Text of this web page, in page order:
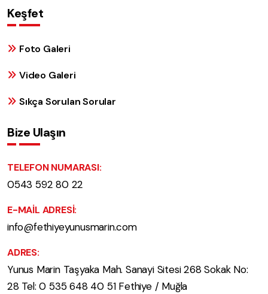
Keşfet
Foto Galeri
Video Galeri
Sıkça Sorulan Sorular
Bize Ulaşın
TELEFON NUMARASI:
0543 592 80 22
E-MAIL ADRESI:
info@fethiyeyunusmarin.com
ADRES:
Yunus Marin Taşyaka Mah. Sanayi Sitesi 268 Sokak No:
28 Tel: 0 535 648 40 51 Fethiye / Muğla